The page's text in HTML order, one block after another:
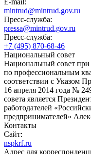
E-mail:
mintrud@mintrud.gov.ru
Пресс-служба:
pressa@mintrud.gov.ru
Пресс-служба:
+7 (495) 870-68-46
Национальный совет
Национальный совет
по профессиональным
соответствии с Указом
16 апреля 2014 года №
совета является
работодателей
предпринимателей»
Контакты
Сайт:
nspkrf.ru
Адрес для